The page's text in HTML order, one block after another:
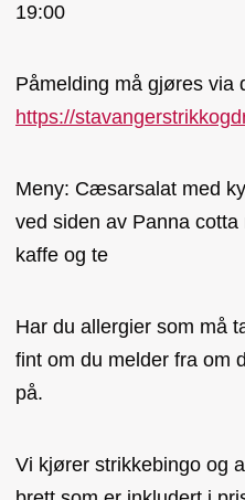
19:00
Påmelding må gjøres via
https://
Meny: Cæsarsalat med
ved siden av Panna
kaffe og te
Har du allergier som må
fint om du melder fra om
på.
Vi kjører strikkebingo og